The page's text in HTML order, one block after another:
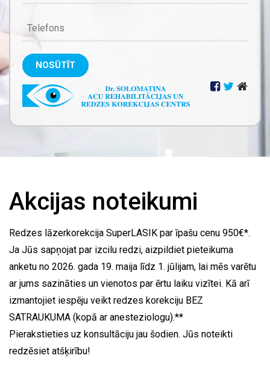
NOSŪTĪT
Akcijas noteikumi
Redzes lāzerkorekcija SuperLASIK par īpašu cenu 950€*.
Ja Jūs sapņojat par izcilu redzi, aizpildiet pieteikuma
anketu no 2026. gada 19. maija līdz 1. jūlijam, lai mēs varētu
ar jums sazināties un vienotos par ērtu laiku vizītei. Kā arī
izmantojiet iespēju veikt redzes korekciju BEZ
SATRAUKUMA (kopā ar anesteziologu).**
Pierakstieties uz konsultāciju jau šodien. Jūs noteikti
redzēsiet atšķirību!